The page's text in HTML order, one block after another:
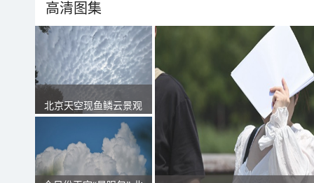
高清图集
北京天空现鱼鳞云景观